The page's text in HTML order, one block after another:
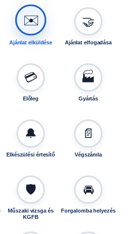
✉️
Ajánlat elküldése
🤝
Ajánlat elfogadása
💳
Előleg
🏭
Gyártás
🔔
Elkészülési értesítő
📄
Végszámla
🛡️
Műszaki vizsga és
KGFB
🚘
Forgalomba helyezés